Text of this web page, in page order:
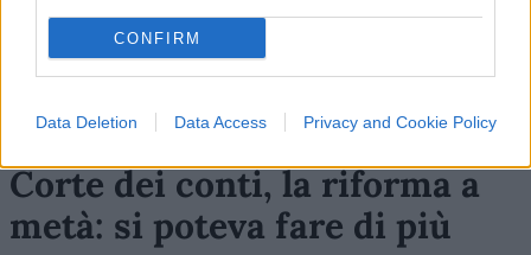
CONFIRM
Data Deletion Data Access Privacy and Cookie Policy
Corte dei conti, la riforma a
metà: si poteva fare di più